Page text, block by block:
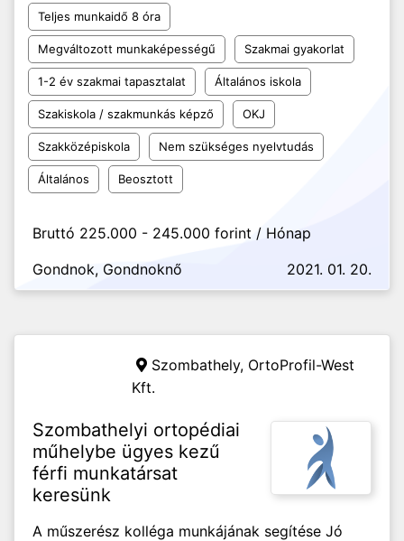
Teljes munkaidő 8 óra
Megváltozott munkaképességű Szakmai gyakorlat
1-2 év szakmai tapasztalat Általános iskola
Szakiskola / szakmunkás képző OKJ
Szakközépiskola Nem szükséges nyelvtudás
Általános Beosztott
Bruttó 225.000 - 245.000 forint / Hónap
Gondnok, Gondnoknő
2021. 01. 20.
Szombathely, OrtoProfil-West
Kft.
Szombathelyi ortopédiai
műhelybe ügyes kezű
férfi munkatársat
keresünk
A műszerész kolléga munkájának segítése Jó